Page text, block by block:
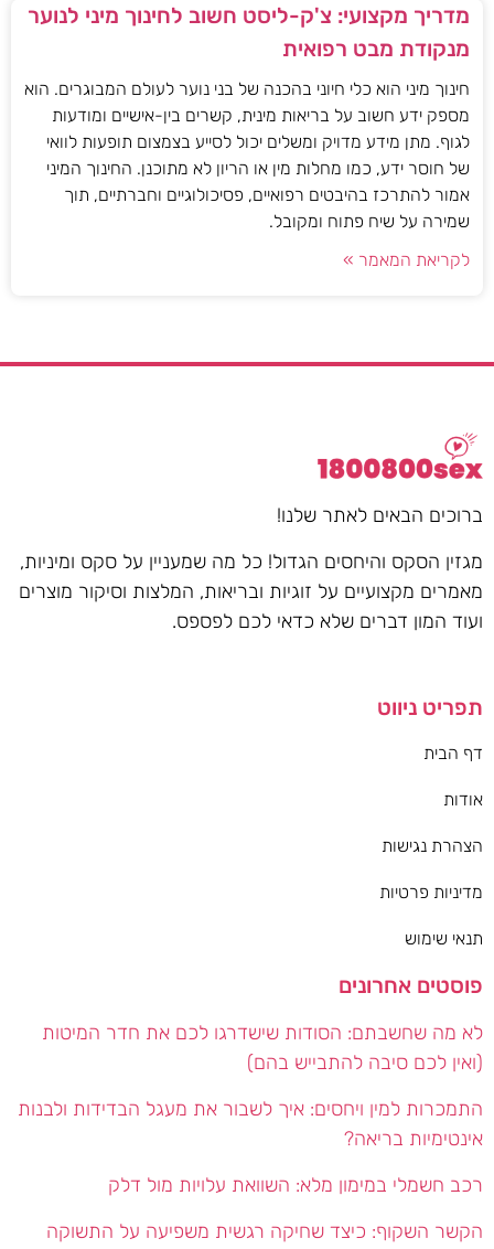
מדריך מקצועי: צ'ק-ליסט חשוב לחינוך מיני לנוער
מנקודת מבט רפואית
חינוך מיני הוא כלי חיוני בהכנה של בני נוער לעולם המבוגרים. הוא
מספק ידע חשוב על בריאות מינית, קשרים בין-אישיים ומודעות
לגוף. מתן מידע מדויק ומשלים יכול לסייע בצמצום תופעות לוואי
של חוסר ידע, כמו מחלות מין או הריון לא מתוכנן. החינוך המיני
אמור להתרכז בהיבטים רפואיים, פסיכולוגיים וחברתיים, תוך
שמירה על שיח פתוח ומקובל.
לקריאת המאמר »
ברוכים הבאים לאתר שלנו!
מגזין הסקס והיחסים הגדול! כל מה שמעניין על סקס ומיניות,
מאמרים מקצועיים על זוגיות ובריאות, המלצות וסיקור מוצרים
ועוד המון דברים שלא כדאי לכם לפספס.
תפריט ניווט
דף הבית
אודות
הצהרת נגישות
מדיניות פרטיות
תנאי שימוש
פוסטים אחרונים
לא מה שחשבתם: הסודות שישדרגו לכם את חדר המיטות
(ואין לכם סיבה להתבייש בהם)
התמכרות למין ויחסים: איך לשבור את מעגל הבדידות ולבנות
אינטימיות בריאה?
רכב חשמלי במימון מלא: השוואת עלויות מול דלק
הקשר השקוף: כיצד שחיקה רגשית משפיעה על התשוקה